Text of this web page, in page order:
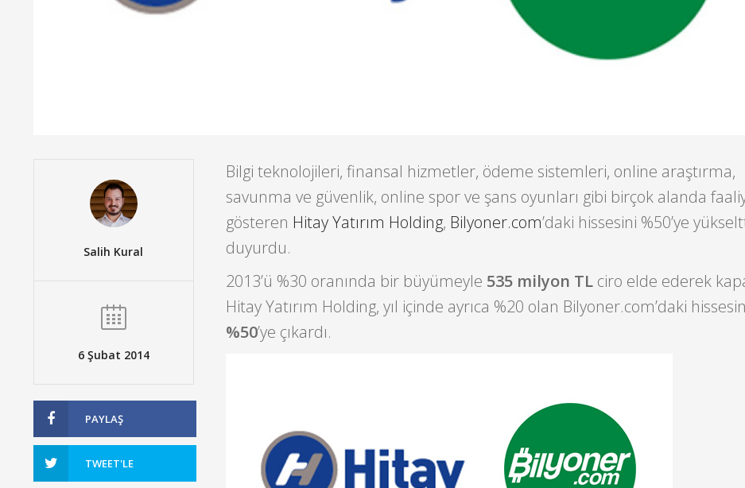
Salih Kural
6 Şubat 2014
PAYLAŞ
TWEET'LE
Bilgi teknolojileri, finansal hizmetler, ödeme sistemleri, online araştırma,
savunma ve güvenlik, online spor ve şans oyunları gibi birçok alanda
gösteren Hitay Yatırım Holding, Bilyoner.com’daki hissesini %50’ye
duyurdu.
2013’ü %30 oranında bir büyümeyle 535 milyon TLciro elde ederek
Hitay Yatırım Holding, yıl içinde ayrıca %20 olan Bilyoner.com’daki
%50’ye çıkardı.